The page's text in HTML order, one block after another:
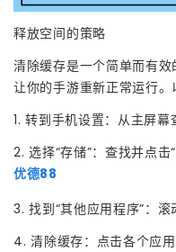
释放空间的策略
清除缓存是一个简单而有效
让你的手游重新正常运行。
1. 转到手机设置：从主屏幕
2. 选择“存储”：查找并点击“
优德88
3. 找到“其他应用程序”：滚
4. 清除缓存：点击各个应用